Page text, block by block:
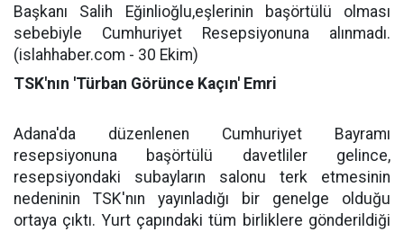
Başkanı Salih Eğinlioğlu,eşlerinin başörtülü olması
sebebiyle Cumhuriyet Resepsiyonuna alınmadı.
(islahhaber.com - 30 Ekim)
TSK'nın 'Türban Görünce Kaçın' Emri
Adana'da düzenlenen Cumhuriyet Bayramı
resepsiyonuna başörtülü davetliler gelince,
resepsiyondaki subayların salonu terk etmesinin
nedeninin TSK'nın yayınladığı bir genelge olduğu
ortaya çıktı. Yurt çapındaki tüm birliklere gönderildiği